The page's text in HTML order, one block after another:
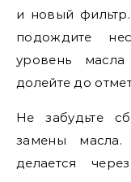
и новый
подождите
уровень
долейте до
Не забудьте
замены
делается